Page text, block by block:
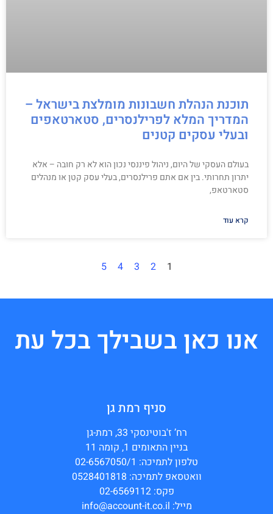
תוכנת הנהלת חשבונות מומלצת בישראל –
המדריך המלא לפרילנסרים, סטארטאפים
ובעלי עסקים קטנים
בעולם העסקי של היום, ניהול פיננסי נכון הוא לא רק חובה – אלא
יתרון תחרותי. בין אם אתם פרילנסרים, בעלי עסק קטן או מנהלים
סטארטאפ,
קרא עוד
1
2
3
4
5
אנו כאן בשבילך בכל עת
סניף רמת גן
רח’ ז'בוטינסקי 33, רמת-גן
בניין התאומים 1, קומה 11
טלפון לתמיכה: 02-6567050/1
וואטסאפ לתמיכה: 0528401818
פקס: 02-6569112
מייל: info@account-it.co.il